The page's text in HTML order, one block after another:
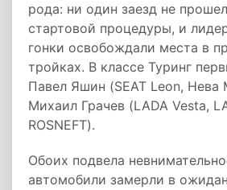
рода: ни один заезд не
стартовой процедуры, и
гонки освобождали места в
тройках. В классе Туринг
Павел Яшин (SEAT Leon, Нева
Михаил Грачев (LADA Vesta,
ROSNEFT).
Обоих подвела
автомобили замерли в